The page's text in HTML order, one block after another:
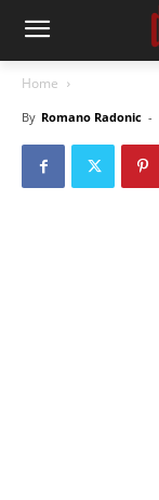
Home
By Romano Radonic -